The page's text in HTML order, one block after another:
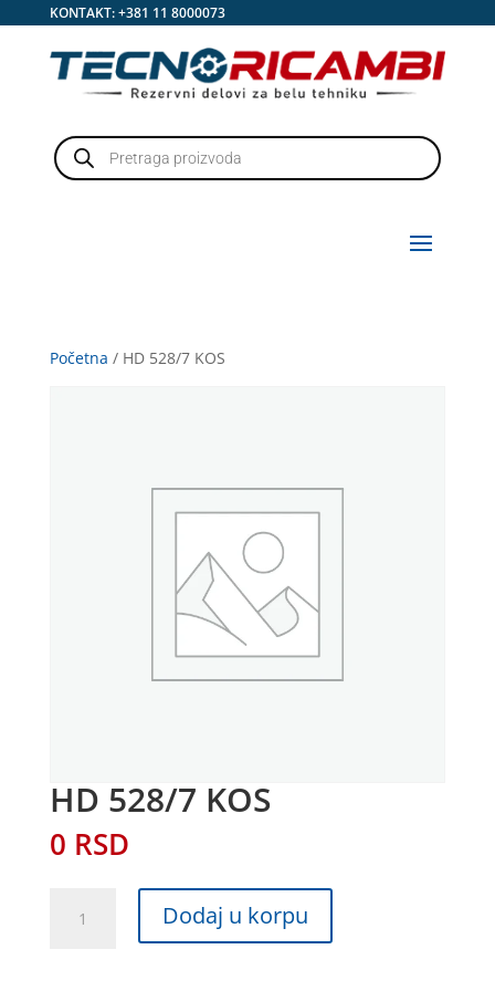
KONTAKT:+381 11 8000073
Products
search
Početna / HD 528/7 KOS
HD 528/7 KOS
0 RSD
528/7
Dodaj u korpu